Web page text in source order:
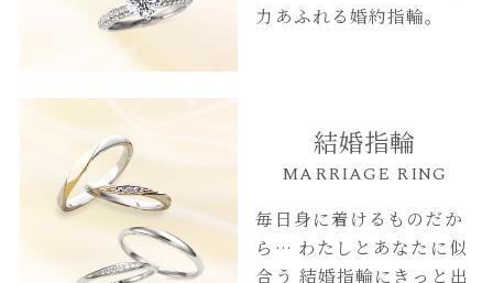
力あふれる婚約指輪。
結婚指輪
MARRIAGE RING
毎日身に着けるものだか
ら… わたしとあなたに似
合う 結婚指輪にきっと出